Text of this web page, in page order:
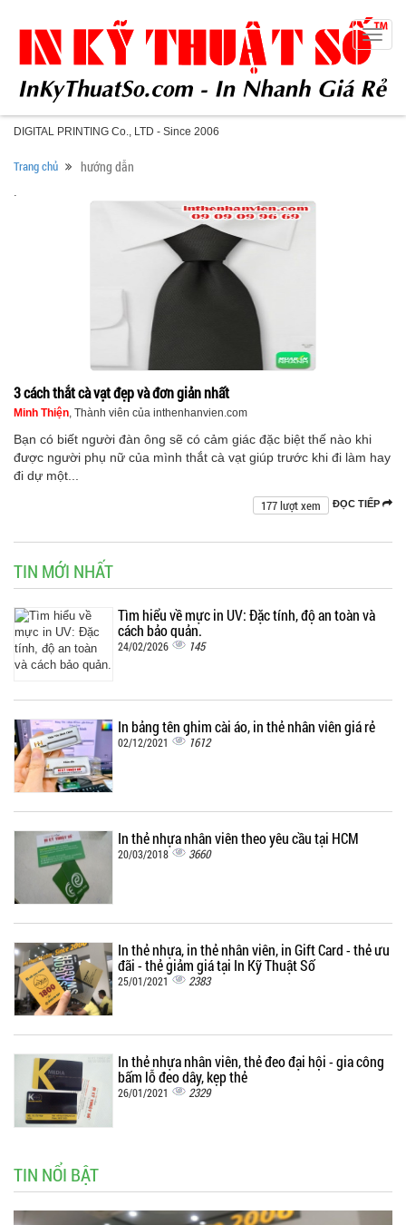
DIGITAL PRINTING Co., LTD - Since 2006
Toggle
Trang chủ hướng dẫn
.
3 cách thắt cà vạt đẹp và đơn giản nhất
Minh Thiện, Thành viên của inthenhanvien.com
Bạn có biết người đàn ông sẽ có cảm giác đặc biệt thế nào khi
được người phụ nữ của mình thắt cà vạt giúp trước khi đi làm hay
đi dự một...
ĐỌC TIẾP
177 lượt xem
TIN MỚI NHẤT
Tìm hiểu về mực in UV: Đặc tính, độ an toàn và
cách bảo quản.
24/02/2026 145
In bảng tên ghim cài áo, in thẻ nhân viên giá rẻ
02/12/2021 1612
In thẻ nhựa nhân viên theo yêu cầu tại HCM
20/03/2018 3660
In thẻ nhựa, in thẻ nhân viên, in Gift Card - thẻ ưu
đãi - thẻ giảm giá tại In Kỹ Thuật Số
25/01/2021 2383
In thẻ nhựa nhân viên, thẻ đeo đại hội - gia công
bấm lỗ đeo dây, kẹp thẻ
26/01/2021 2329
TIN NỔI BẬT